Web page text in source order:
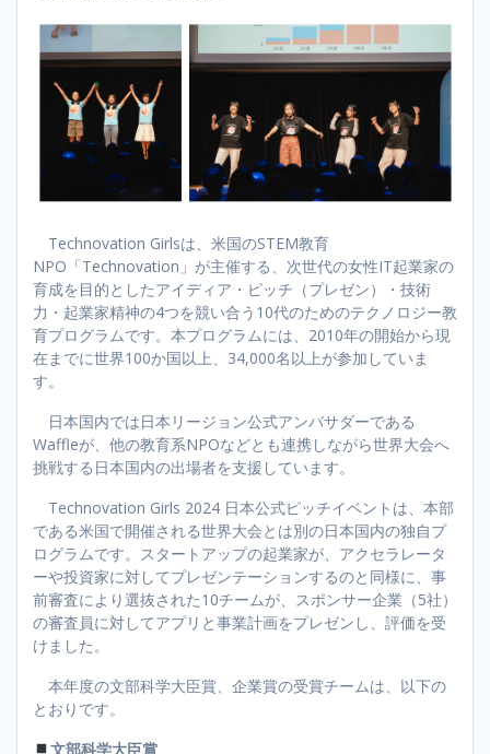
Technovation Girlsは、米国のSTEM教育
NPO「Technovation」が主催する、次世代の女性IT起業家の
育成を目的としたアイディア・ピッチ（プレゼン）・技術
力・起業家精神の4つを競い合う10代のためのテクノロジー教
育プログラムです。本プログラムには、2010年の開始から現
在までに世界100か国以上、34,000名以上が参加していま
す。
日本国内では日本リージョン公式アンバサダーである
Waffleが、他の教育系NPOなどとも連携しながら世界大会へ
挑戦する日本国内の出場者を支援しています。
Technovation Girls 2024 日本公式ピッチイベントは、本部
である米国で開催される世界大会とは別の日本国内の独自プ
ログラムです。スタートアップの起業家が、アクセラレータ
ーや投資家に対してプレゼンテーションするのと同様に、事
前審査により選抜された10チームが、スポンサー企業（5社）
の審査員に対してアプリと事業計画をプレゼンし、評価を受
けました。
本年度の文部科学大臣賞、企業賞の受賞チームは、以下の
とおりです。
文部科学大臣賞